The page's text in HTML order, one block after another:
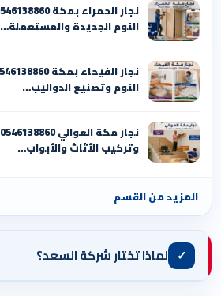
النوم الجديدة والمستعملة…
النوم وتصنيع الدواليب…
وتركيب الأثاث والأبواب…
المزيد من القسم
✓ لماذا تختار شركة السعد؟